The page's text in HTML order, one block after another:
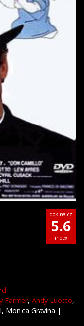
dokina.cz
5.6
index
Farmer, Andy Luotto,
Monica Gravina |